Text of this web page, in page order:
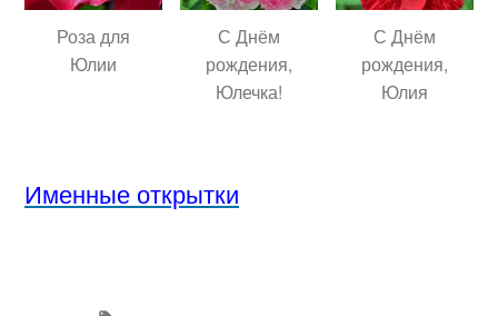
Роза для
Юлии
С Днём
рождения,
Юлечка!
С Днём
рождения,
Юлия
Именные открытки